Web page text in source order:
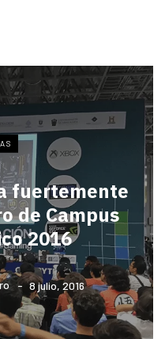
fuertemente
de Campus
2016
8 julio, 2016